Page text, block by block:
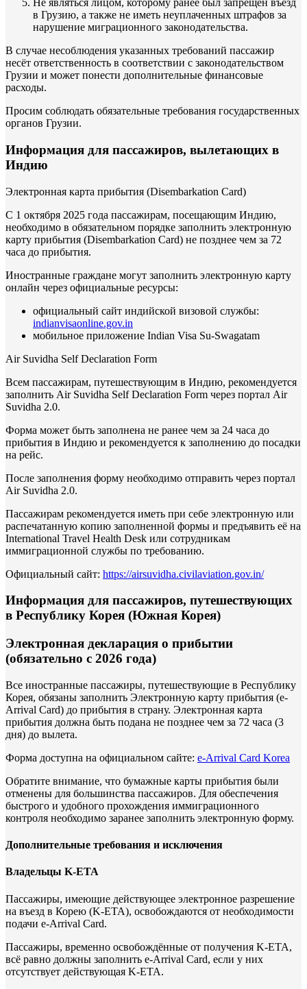
Не являться лицом, которому ранее был запрещён въезд
в Грузию, а также не иметь неуплаченных штрафов за
нарушение миграционного законодательства.
В случае несоблюдения указанных требований пассажир
несёт ответственность в соответствии с законодательством
Грузии и может понести дополнительные финансовые
расходы.
Просим соблюдать обязательные требования государственных
органов Грузии.
Информация для пассажиров, вылетающих в
Индию
Электронная карта прибытия (Disembarkation Card)
С 1 октября 2025 года пассажирам, посещающим Индию,
необходимо в обязательном порядке заполнить электронную
карту прибытия (Disembarkation Card) не позднее чем за 72
часа до прибытия.
Иностранные граждане могут заполнить электронную карту
онлайн через официальные ресурсы:
официальный сайт индийской визовой службы:
indianvisaonline.gov.in
мобильное приложение Indian Visa Su-Swagatam
Air Suvidha Self Declaration Form
Всем пассажирам, путешествующим в Индию, рекомендуется
заполнить Air Suvidha Self Declaration Form через портал Air
Suvidha 2.0.
Форма может быть заполнена не ранее чем за 24 часа до
прибытия в Индию и рекомендуется к заполнению до посадки
на рейс.
После заполнения форму необходимо отправить через портал
Air Suvidha 2.0.
Пассажирам рекомендуется иметь при себе электронную или
распечатанную копию заполненной формы и предъявить её на
International Travel Health Desk или сотрудникам
иммиграционной службы по требованию.
Официальный сайт: https://airsuvidha.civilaviation.gov.in/
Информация для пассажиров, путешествующих
в Республику Корея (Южная Корея)
Электронная декларация о прибытии
(обязательно с 2026 года)
Все иностранные пассажиры, путешествующие в Республику
Корея, обязаны заполнить Электронную карту прибытия (e-
Arrival Card) до прибытия в страну. Электронная карта
прибытия должна быть подана не позднее чем за 72 часа (3
дня) до вылета.
Форма доступна на официальном сайте: e-Arrival Card Korea
Обратите внимание, что бумажные карты прибытия были
отменены для большинства пассажиров. Для обеспечения
быстрого и удобного прохождения иммиграционного
контроля необходимо заранее заполнить электронную форму.
Дополнительные требования и исключения
Владельцы K-ETA
Пассажиры, имеющие действующее электронное разрешение
на въезд в Корею (K-ETA), освобождаются от необходимости
подачи e-Arrival Card.
Пассажиры, временно освобождённые от получения K-ETA,
всё равно должны заполнить e-Arrival Card, если у них
отсутствует действующая K-ETA.